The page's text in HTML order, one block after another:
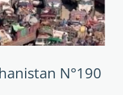
N°190